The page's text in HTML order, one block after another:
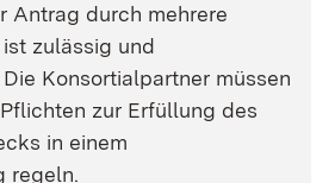
Antrag durch mehrere
zulässig und
Konsortialpartner müssen
zur Erfüllung des
in einem
regeln.